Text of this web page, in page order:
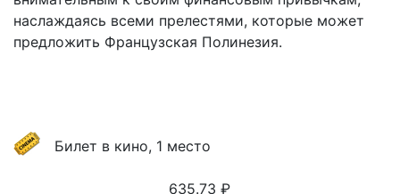
наслаждаясь всеми прелестями, которые может
предложить Французская Полинезия.
Билет в кино, 1 место
635.73 ₽